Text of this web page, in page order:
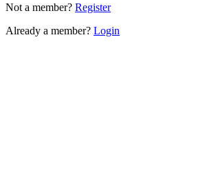
Not a member? Register
Already a member? Login